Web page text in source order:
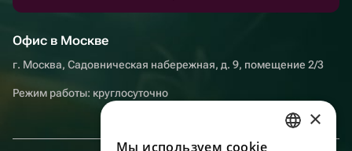
Офис в Москве
г. Москва, Садовническая набережная, д. 9, помещение 2/3
Режим работы: круглосуточно
×
Мы используем сookie